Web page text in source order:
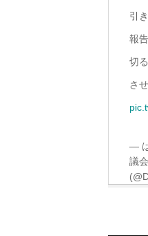
引
報
切
さ
—
議